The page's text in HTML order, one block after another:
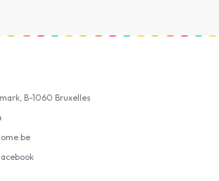
B-1060 Bruxelles